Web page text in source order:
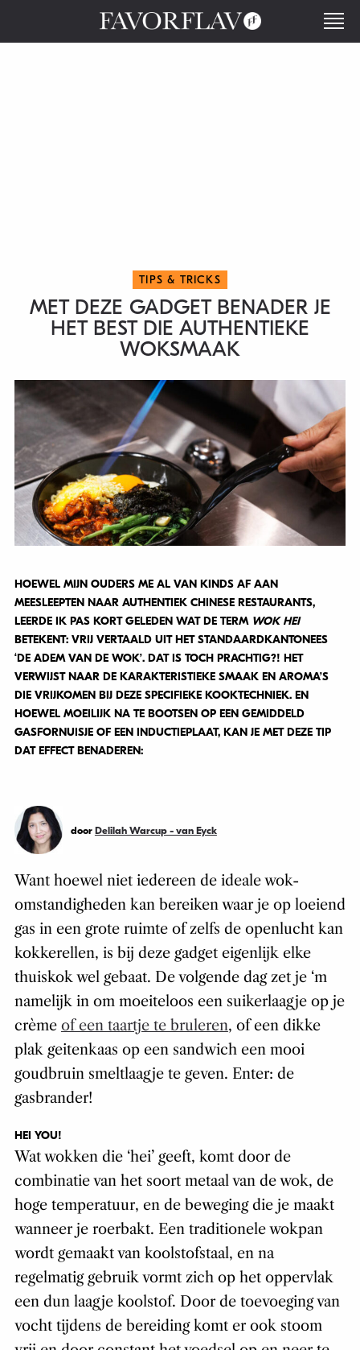
TIPS & TRICKS
MET DEZE GADGET BENADER JE
HET BEST DIE AUTHENTIEKE
WOKSMAAK
HOEWEL MIJN OUDERS ME AL VAN KINDS AF AAN
MEESLEEPTEN NAAR AUTHENTIEK CHINESE RESTAURANTS,
LEERDE IK PAS KORT GELEDEN WAT DE TERM WOK HEI
BETEKENT: VRIJ VERTAALD UIT HET STANDAARDKANTONEES
‘DE ADEM VAN DE WOK’. DAT IS TOCH PRACHTIG?! HET
VERWIJST NAAR DE KARAKTERISTIEKE SMAAK EN AROMA’S
DIE VRIJKOMEN BIJ DEZE SPECIFIEKE KOOKTECHNIEK. EN
HOEWEL MOEILIJK NA TE BOOTSEN OP EEN GEMIDDELD
GASFORNUISJE OF EEN INDUCTIEPLAAT, KAN JE MET DEZE TIP
DAT EFFECT BENADEREN:
door Delilah Warcup - van Eyck
Want hoewel niet iedereen de ideale wok-
omstandigheden kan bereiken waar je op loeiend
gas in een grote ruimte of zelfs de openlucht kan
kokkerellen, is bij deze gadget eigenlijk elke
thuiskok wel gebaat. De volgende dag zet je ‘m
namelijk in om moeiteloos een suikerlaagje op je
crème of een taartje te bruleren, of een dikke
plak geitenkaas op een sandwich een mooi
goudbruin smeltlaagje te geven. Enter: de
gasbrander!
HEI YOU!
Wat wokken die ‘hei’ geeft, komt door de
combinatie van het soort metaal van de wok, de
hoge temperatuur, en de beweging die je maakt
wanneer je roerbakt. Een traditionele wokpan
wordt gemaakt van koolstofstaal, en na
regelmatig gebruik vormt zich op het oppervlak
een dun laagje koolstof. Door de toevoeging van
vocht tijdens de bereiding komt er ook stoom